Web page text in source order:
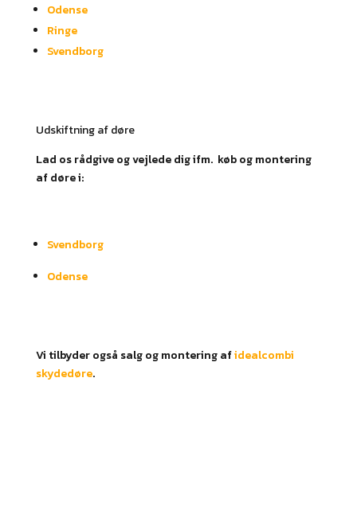
Odense
Ringe
Svendborg
Udskiftning af døre
Lad os rådgive og vejlede dig ifm. køb og montering
af døre i:
Svendborg
Odense
Vi tilbyder også salg og montering afidealcombi
skydedøre.